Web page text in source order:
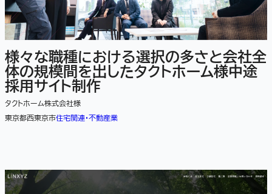
様々な職種における選択の多さと会社全
体の規模間を出したタクトホーム様中途
採用サイト制作
タクトホーム株式会社様
東京都西東京市住宅関連・不動産業